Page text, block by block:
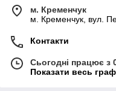
м. Кременчук
м. Кременчук, вул.
Контакти
Сьогодні працює з
Показати весь